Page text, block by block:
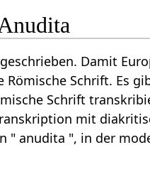
geschrieben. Damit
Schrift. Es
Schrift
mit
" anudita ", in der